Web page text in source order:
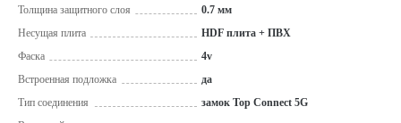
Толщина защитного слоя
0.7 мм
Несущая плита
HDF плита + ПВХ
Фаска
4v
Встроенная подложка
да
Тип соединения
замок Top Connect 5G